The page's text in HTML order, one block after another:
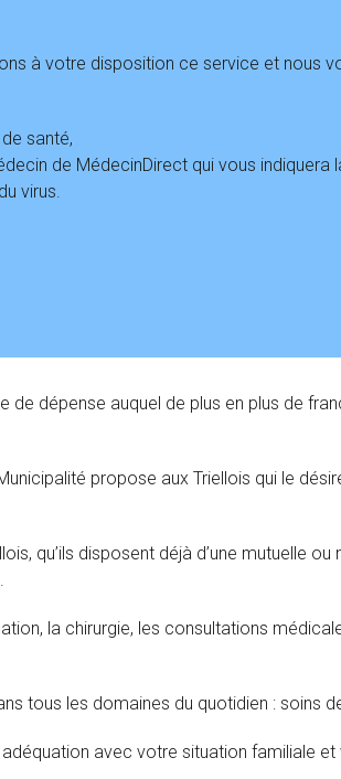
à votre disposition ce service et nous
santé,
de MédecinDirect qui vous indiquera
virus.
dépense auquel de plus en plus de
propose aux Triellois qui le
qu’ils disposent déjà d’une mutuelle
la chirurgie, les consultations
tous les domaines du quotidien : soins
adéquation avec votre situation familiale